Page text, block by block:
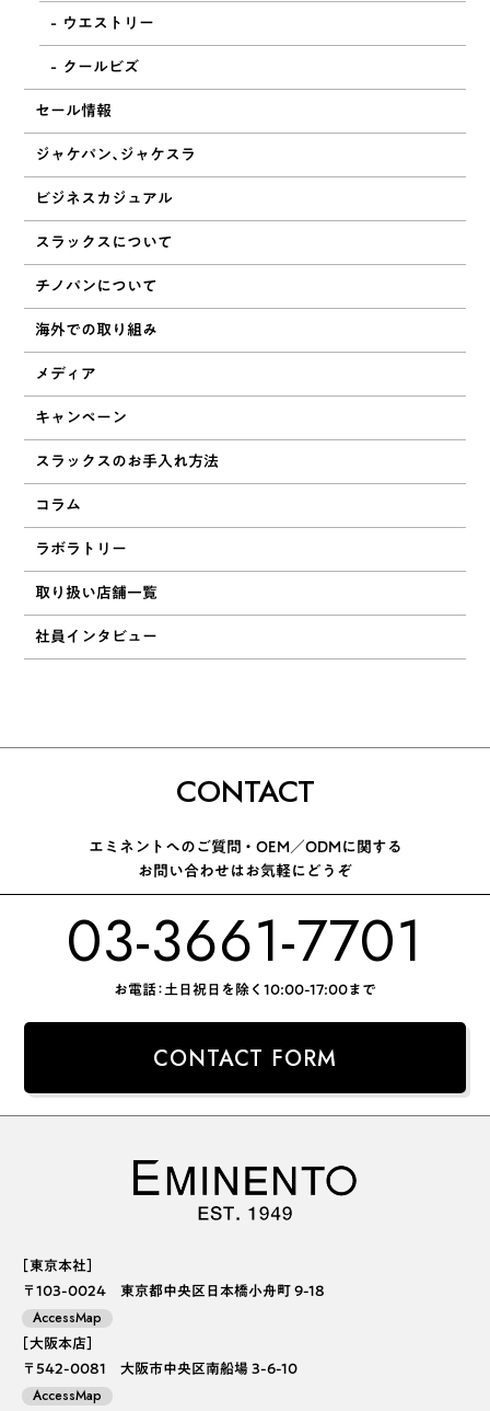
ウエストリー
クールビズ
セール情報
ジャケパン、ジャケスラ
ビジネスカジュアル
スラックスについて
チノパンについて
海外での取り組み
メディア
キャンペーン
スラックスのお手入れ方法
コラム
ラボラトリー
取り扱い店舗一覧
社員インタビュー
［東京本社］
〒103-0024 東京都中央区日本橋小舟町 9-18
AccessMap
［大阪本店］
〒542-0081 大阪市中央区南船場 3-6-10
AccessMap
CONTACT
エミネントへのご質問 ・ OEM／ODMに関する
お問い合わせはお気軽にどうぞ
03-3661-7701
お電話：土日祝日を除く10:00-17:00まで
CONTACT FORM